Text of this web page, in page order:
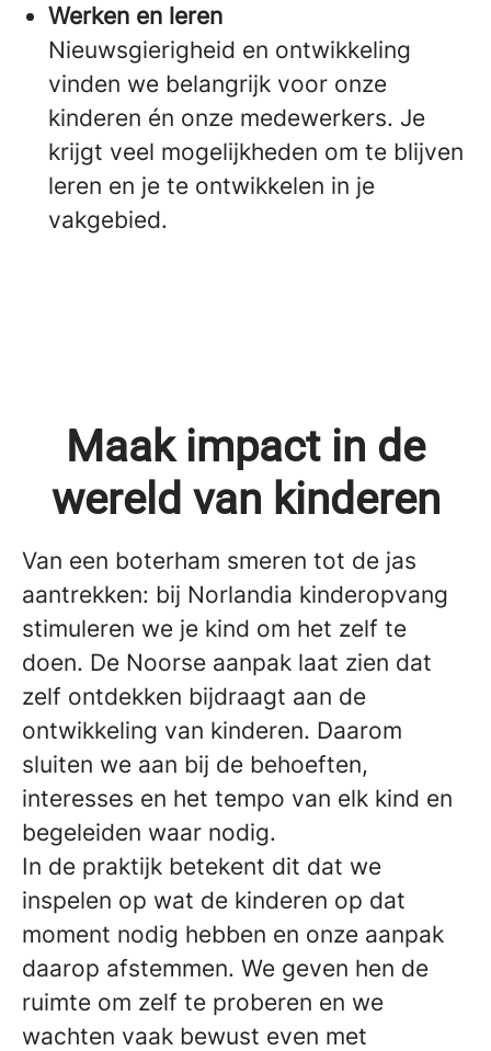
Werken en leren
Nieuwsgierigheid en ontwikkeling
vinden we belangrijk voor onze
kinderen én onze medewerkers. Je
krijgt veel mogelijkheden om te blijven
leren en je te ontwikkelen in je
vakgebied.
Maak impact in de
wereld van kinderen
Van een boterham smeren tot de jas
aantrekken: bij Norlandia kinderopvang
stimuleren we je kind om het zelf te
doen. De Noorse aanpak laat zien dat
zelf ontdekken bijdraagt aan de
ontwikkeling van kinderen. Daarom
sluiten we aan bij de behoeften,
interesses en het tempo van elk kind en
begeleiden waar nodig.
In de praktijk betekent dit dat we
inspelen op wat de kinderen op dat
moment nodig hebben en onze aanpak
daarop afstemmen. We geven hen de
ruimte om zelf te proberen en we
wachten vaak bewust even met